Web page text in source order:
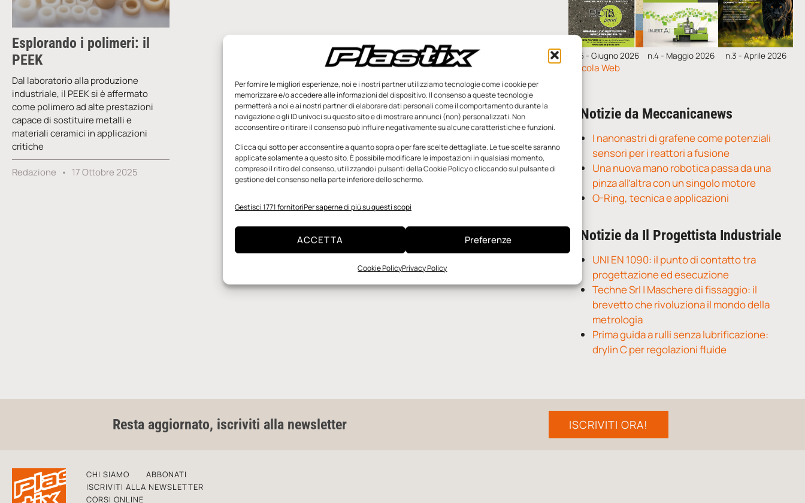
Per fornire le migliori esperienze, noi e i nostri partner utilizziamo tecnologie come i cookie per
memorizzare e/o accedere alle informazioni del dispositivo. Il consenso a queste tecnologie
permetterà a noi e ai nostri partner di elaborare dati personali come il comportamento durante la
navigazione o gli ID univoci su questo sito e di mostrare annunci (non) personalizzati. Non
acconsentire o ritirare il consenso può influire negativamente su alcune caratteristiche e funzioni.
Clicca qui sotto per acconsentire a quanto sopra o per fare scelte dettagliate. Le tue scelte saranno
applicate solamente a questo sito. È possibile modificare le impostazioni in qualsiasi momento,
compreso il ritiro del consenso, utilizzando i pulsanti della Cookie Policy o cliccando sul pulsante di
gestione del consenso nella parte inferiore dello schermo.
Gestisci 1771 fornitoriPer saperne di più su questi scopi
ACCETTA Preferenze
Cookie PolicyPrivacy Policy
Esplorando i polimeri: il
PEEK
Dal laboratorio alla produzione
industriale, il PEEK si è affermato
come polimero ad alte prestazioni
capace di sostituire metalli e
materiali ceramici in applicazioni
critiche
Redazione 17 Ottobre 2025
n.5 - Giugno 2026 n.4 - Maggio 2026 n.3 - Aprile 2026
Edicola Web
Notizie da Meccanicanews
I nanonastri di grafene come potenziali
sensori per i reattori a fusione
Una nuova mano robotica passa da una
pinza all’altra con un singolo motore
O-Ring, tecnica e applicazioni
Notizie da Il Progettista Industriale
UNI EN 1090: il punto di contatto tra
progettazione ed esecuzione
Techne Srl | Maschere di fissaggio: il
brevetto che rivoluziona il mondo della
metrologia
Prima guida a rulli senza lubrificazione:
drylin C per regolazioni fluide
Resta aggiornato, iscriviti alla newsletter ISCRIVITI ORA!
CHI SIAMO
ABBONATI
ISCRIVITI ALLA NEWSLETTER
CORSI ONLINE